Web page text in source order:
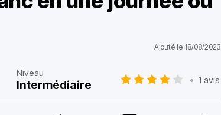
Ajouté le 18/08/2023
Niveau
Intermédiaire • 1 avis